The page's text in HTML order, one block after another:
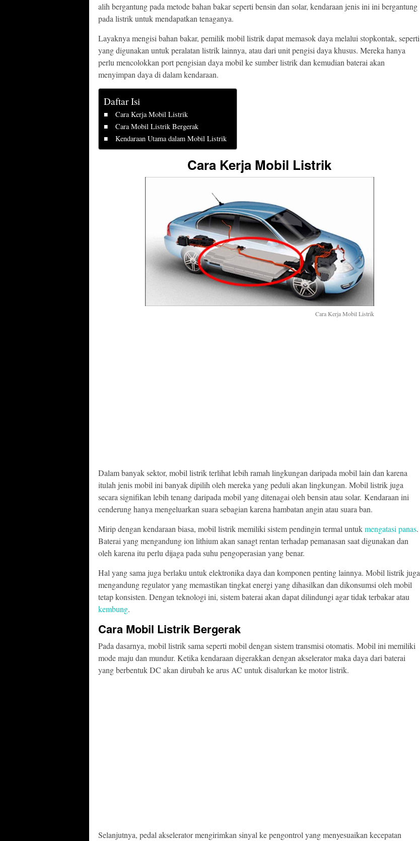
alih bergantung pada metode bahan bakar seperti bensin dan solar, kendaraan jenis ini ini bergantung
pada listrik untuk mendapatkan tenaganya.
Layaknya mengisi bahan bakar, pemilik mobil listrik dapat memasok daya melalui stopkontak, seperti
yang digunakan untuk peralatan listrik lainnya, atau dari unit pengisi daya khusus. Mereka hanya
perlu mencolokkan port pengisian daya mobil ke sumber listrik dan kemudian baterai akan
menyimpan daya di dalam kendaraan.
Daftar Isi
Cara Kerja Mobil Listrik
Cara Mobil Listrik Bergerak
Kendaraan Utama dalam Mobil Listrik
Cara Kerja Mobil Listrik
Cara Kerja Mobil Listrik
Dalam banyak sektor, mobil listrik terlihat lebih ramah lingkungan daripada mobil lain dan karena
itulah jenis mobil ini banyak dipilih oleh mereka yang peduli akan lingkungan. Mobil listrik juga
secara signifikan lebih tenang daripada mobil yang ditenagai oleh bensin atau solar. Kendaraan ini
cenderung hanya mengeluarkan suara sebagian karena hambatan angin atau suara ban.
Mirip dengan kendaraan biasa, mobil listrik memiliki sistem pendingin termal untukmengatasi panas.
Baterai yang mengandung ion lithium akan sanagt rentan terhadap pemanasan saat digunakan dan
oleh karena itu perlu dijaga pada suhu pengoperasian yang benar.
Hal yang sama juga berlaku untuk elektronika daya dan komponen penting lainnya. Mobil listrik juga
mengandung regulator yang memastikan tingkat energi yang dihasilkan dan dikonsumsi oleh mobil
tetap konsisten. Dengan teknologi ini, sistem baterai akan dapat dilindungi agar tidak terbakar atau
kembung.
Cara Mobil Listrik Bergerak
Pada dasarnya, mobil listrik sama seperti mobil dengan sistem transmisi otomatis. Mobil ini memiliki
mode maju dan mundur. Ketika kendaraan digerakkan dengan akselerator maka daya dari baterai
yang berbentuk DC akan dirubah ke arus AC untuk disalurkan ke motor listrik.
Selanjutnya, pedal akselerator mengirimkan sinyal ke pengontrol yang menyesuaikan kecepatan